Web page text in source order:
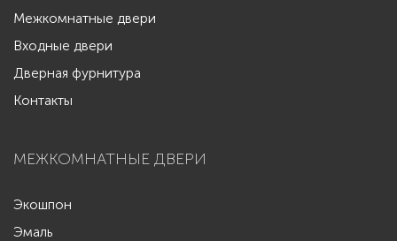
Межкомнатные двери
Входные двери
Дверная фурнитура
Контакты
МЕЖКОМНАТНЫЕ ДВЕРИ
Экошпон
Эмаль